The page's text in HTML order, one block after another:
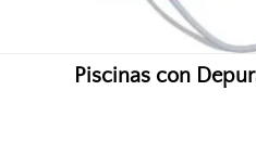
Piscinas con